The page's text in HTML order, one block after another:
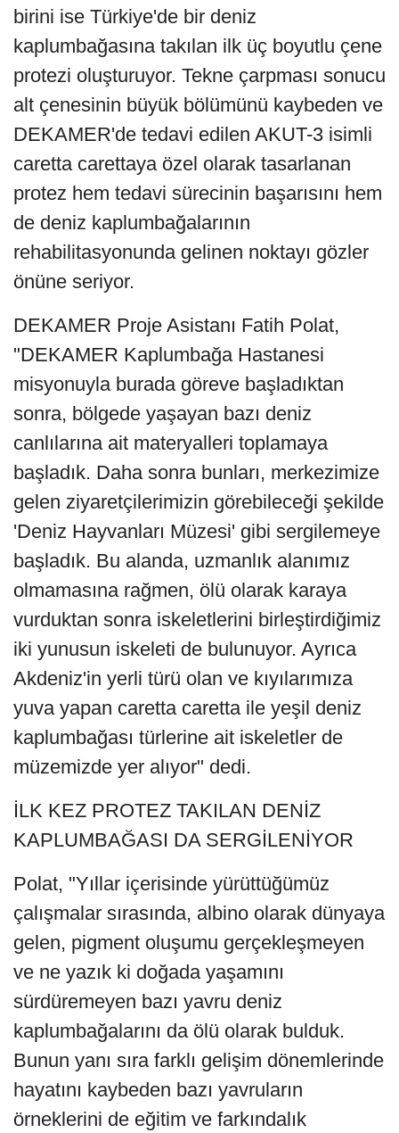
birini ise Türkiye'de bir deniz
kaplumbağasına takılan ilk üç boyutlu çene
protezi oluşturuyor. Tekne çarpması sonucu
alt çenesinin büyük bölümünü kaybeden ve
DEKAMER'de tedavi edilen AKUT-3 isimli
caretta carettaya özel olarak tasarlanan
protez hem tedavi sürecinin başarısını hem
de deniz kaplumbağalarının
rehabilitasyonunda gelinen noktayı gözler
önüne seriyor.
DEKAMER Proje Asistanı Fatih Polat,
"DEKAMER Kaplumbağa Hastanesi
misyonuyla burada göreve başladıktan
sonra, bölgede yaşayan bazı deniz
canlılarına ait materyalleri toplamaya
başladık. Daha sonra bunları, merkezimize
gelen ziyaretçilerimizin görebileceği şekilde
'Deniz Hayvanları Müzesi' gibi sergilemeye
başladık. Bu alanda, uzmanlık alanımız
olmamasına rağmen, ölü olarak karaya
vurduktan sonra iskeletlerini birleştirdiğimiz
iki yunusun iskeleti de bulunuyor. Ayrıca
Akdeniz'in yerli türü olan ve kıyılarımıza
yuva yapan caretta caretta ile yeşil deniz
kaplumbağası türlerine ait iskeletler de
müzemizde yer alıyor" dedi.
İLK KEZ PROTEZ TAKILAN DENİZ
KAPLUMBAĞASI DA SERGİLENİYOR
Polat, "Yıllar içerisinde yürüttüğümüz
çalışmalar sırasında, albino olarak dünyaya
gelen, pigment oluşumu gerçekleşmeyen
ve ne yazık ki doğada yaşamını
sürdüremeyen bazı yavru deniz
kaplumbağalarını da ölü olarak bulduk.
Bunun yanı sıra farklı gelişim dönemlerinde
hayatını kaybeden bazı yavruların
örneklerini de eğitim ve farkındalık